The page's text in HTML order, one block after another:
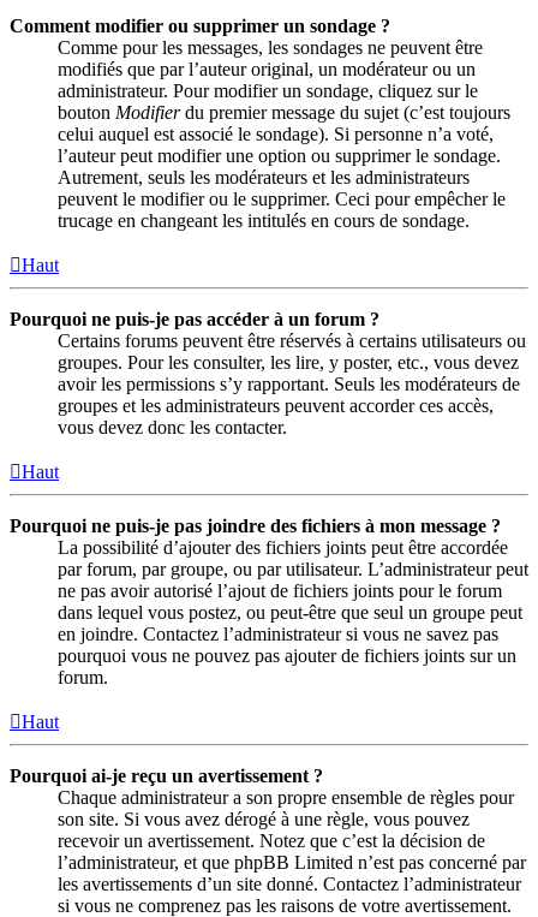
Comment modifier ou supprimer un sondage ?
Comme pour les messages, les sondages ne peuvent être
modifiés que par l’auteur original, un modérateur ou un
administrateur. Pour modifier un sondage, cliquez sur le
bouton Modifierdu premier message du sujet (c’est toujours
celui auquel est associé le sondage). Si personne n’a voté,
l’auteur peut modifier une option ou supprimer le sondage.
Autrement, seuls les modérateurs et les administrateurs
peuvent le modifier ou le supprimer. Ceci pour empêcher le
trucage en changeant les intitulés en cours de sondage.
Haut
Pourquoi ne puis-je pas accéder à un forum ?
Certains forums peuvent être réservés à certains utilisateurs ou
groupes. Pour les consulter, les lire, y poster, etc., vous devez
avoir les permissions s’y rapportant. Seuls les modérateurs de
groupes et les administrateurs peuvent accorder ces accès,
vous devez donc les contacter.
Haut
Pourquoi ne puis-je pas joindre des fichiers à mon message ?
La possibilité d’ajouter des fichiers joints peut être accordée
par forum, par groupe, ou par utilisateur. L’administrateur peut
ne pas avoir autorisé l’ajout de fichiers joints pour le forum
dans lequel vous postez, ou peut-être que seul un groupe peut
en joindre. Contactez l’administrateur si vous ne savez pas
pourquoi vous ne pouvez pas ajouter de fichiers joints sur un
forum.
Haut
Pourquoi ai-je reçu un avertissement ?
Chaque administrateur a son propre ensemble de règles pour
son site. Si vous avez dérogé à une règle, vous pouvez
recevoir un avertissement. Notez que c’est la décision de
l’administrateur, et que phpBB Limited n’est pas concerné par
les avertissements d’un site donné. Contactez l’administrateur
si vous ne comprenez pas les raisons de votre avertissement.